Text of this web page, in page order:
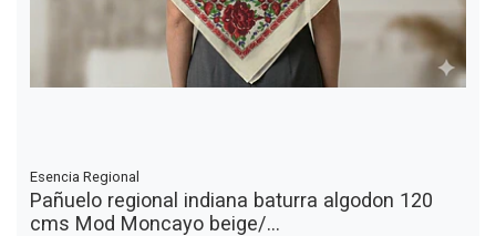
Esencia Regional
Pañuelo regional indiana baturra algodon 120
cms Mod Moncayo beige/...